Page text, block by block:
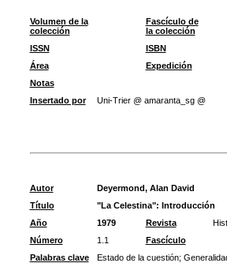
Volumen de la
colección
Fascículo de
la colección
ISSN
ISBN
Área
Expedición
Notas
Insertado por
Uni-Trier @ amaranta_sg @
Autor
Deyermond, Alan David
Título
"La Celestina": Introducción
Año
1979 Revista
Número
1.1
Fascículo
Palabras clave
Estado de la cuestión;